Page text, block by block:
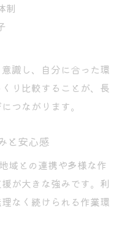
制
識し、自分に合った環
り比較することが、長
つながります。
と安心感
域との連携や多様な作
が大きな強みです。利
なく続けられる作業環